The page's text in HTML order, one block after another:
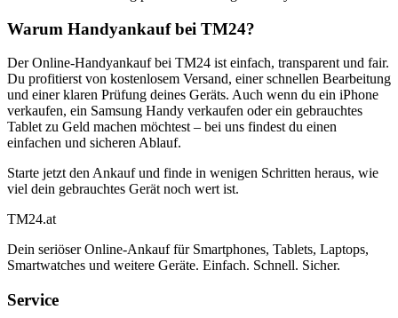
Warum Handyankauf bei TM24?
Der Online-Handyankauf bei TM24 ist einfach, transparent und fair.
Du profitierst von kostenlosem Versand, einer schnellen Bearbeitung
und einer klaren Prüfung deines Geräts. Auch wenn du ein iPhone
verkaufen, ein Samsung Handy verkaufen oder ein gebrauchtes
Tablet zu Geld machen möchtest – bei uns findest du einen
einfachen und sicheren Ablauf.
Starte jetzt den Ankauf und finde in wenigen Schritten heraus, wie
viel dein gebrauchtes Gerät noch wert ist.
TM24.at
Dein seriöser Online-Ankauf für Smartphones, Tablets, Laptops,
Smartwatches und weitere Geräte. Einfach. Schnell. Sicher.
Service